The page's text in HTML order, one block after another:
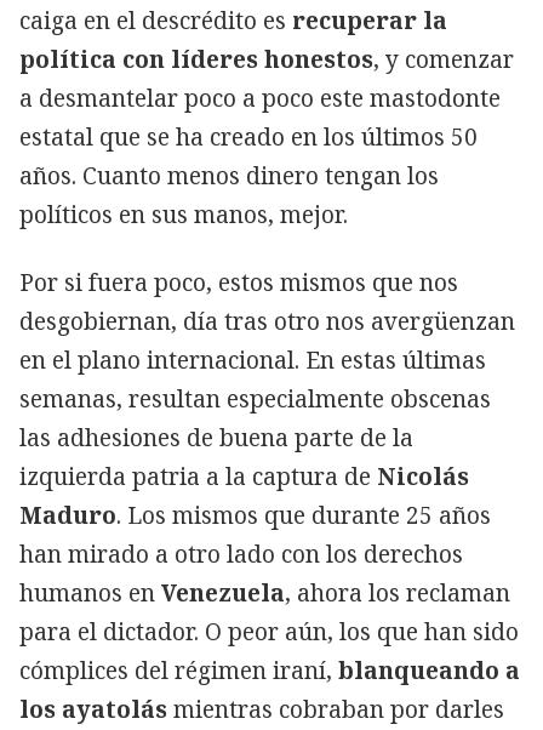
caiga en el descrédito es recuperar la
política con líderes honestos, y comenzar
a desmantelar poco a poco este mastodonte
estatal que se ha creado en los últimos 50
años. Cuanto menos dinero tengan los
políticos en sus manos, mejor.
Por si fuera poco, estos mismos que nos
desgobiernan, día tras otro nos avergüenzan
en el plano internacional. En estas últimas
semanas, resultan especialmente obscenas
las adhesiones de buena parte de la
izquierda patria a la captura de Nicolás
Maduro. Los mismos que durante 25 años
han mirado a otro lado con los derechos
humanos enVenezuela, ahora los reclaman
para el dictador. O peor aún, los que han sido
cómplices del régimen iraní, blanqueando a
los ayatolásmientras cobraban por darles